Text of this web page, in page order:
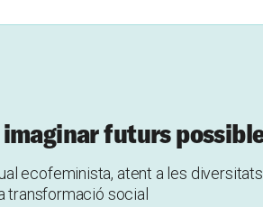
futurs
ecofeminista, atent a les
transformació social